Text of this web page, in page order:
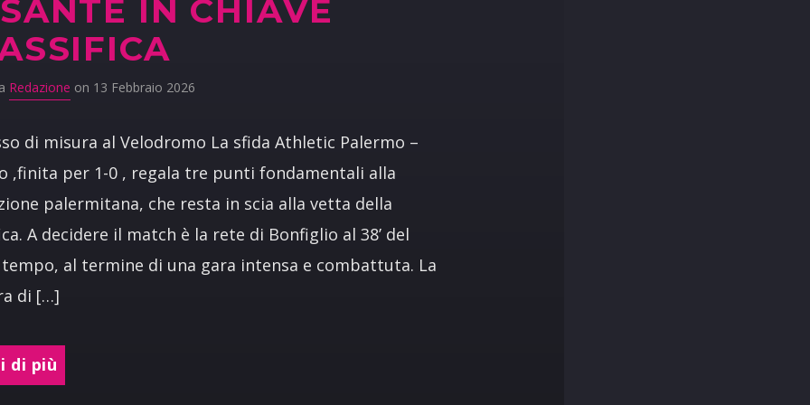
IN CHIAVE
Redazione on 13 Febbraio 2026
di misura al Velodromo La sfida Athletic Palermo –
,finita per 1-0 , regala tre punti fondamentali alla
palermitana, che resta in scia alla vetta della
A decidere il match è la rete di Bonfiglio al 38’ del
al termine di una gara intensa e combattuta. La
di […]
di più